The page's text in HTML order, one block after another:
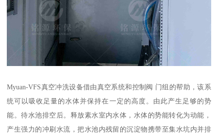
Myuan-VFS真空冲洗设备借由真空系统和控制阀 门组的帮助，该系
统可以吸收足量的水体并保持在一定的高度。由此产生足够的势
能。待水池排空后。释放素水室内水体，水体的势能转化为动能，
产生强力的冲刷水流，把水池内残留的沉淀物携带至集水坑内并排